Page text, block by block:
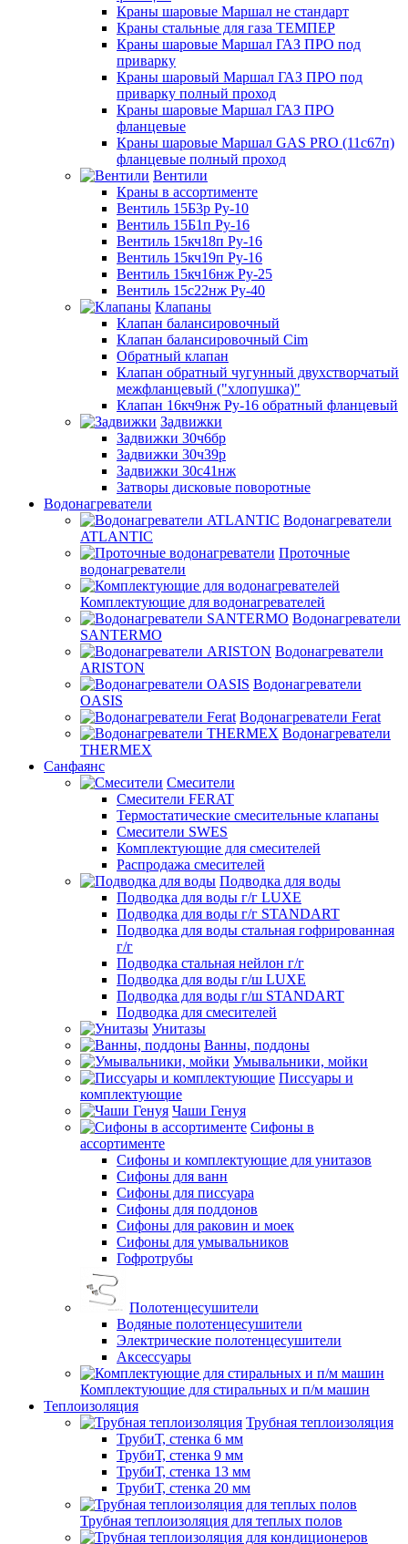
Краны шаровые Маршал не стандарт
Краны стальные для газа ТЕМПЕР
Краны шаровые Маршал ГАЗ ПРО под
приварку
Краны шаровый Маршал ГАЗ ПРО под
приварку полный проход
Краны шаровые Маршал ГАЗ ПРО
фланцевые
Краны шаровые Маршал GAS PRO (11с67п)
фланцевые полный проход
Вентили
Краны в ассортименте
Вентиль 15Б3р Ру-10
Вентиль 15Б1п Ру-16
Вентиль 15кч18п Ру-16
Вентиль 15кч19п Ру-16
Вентиль 15кч16нж Ру-25
Вентиль 15с22нж Ру-40
Клапаны
Клапан балансировочный
Клапан балансировочный Cim
Обратный клапан
Клапан обратный чугунный двухстворчатый
межфланцевый ("хлопушка)"
Клапан 16кч9нж Ру-16 обратный фланцевый
Задвижки
Задвижки 30ч6бр
Задвижки 30ч39р
Задвижки 30с41нж
Затворы дисковые поворотные
Водонагреватели
Водонагреватели
ATLANTIC
Проточные
водонагреватели
Комплектующие для водонагревателей
Водонагреватели
SANTERMO
Водонагреватели
ARISTON
Водонагреватели
OASIS
Водонагреватели Ferat
Водонагреватели
THERMEX
Санфаянс
Смесители
Смесители FERAT
Термостатические смесительные клапаны
Смесители SWES
Комплектующие для смесителей
Распродажа смесителей
Подводка для воды
Подводка для воды г/г LUXE
Подводка для воды г/г STANDART
Подводка для воды стальная гофрированная
г/г
Подводка стальная нейлон г/г
Подводка для воды г/ш LUXE
Подводка для воды г/ш STANDART
Подводка для смесителей
Унитазы
Ванны, поддоны
Умывальники, мойки
Писсуары и
комплектующие
Чаши Генуя
Сифоны в
ассортименте
Сифоны и комплектующие для унитазов
Сифоны для ванн
Сифоны для писсуара
Сифоны для поддонов
Сифоны для раковин и моек
Сифоны для умывальников
Гофротрубы
Полотенцесушители
Водяные полотенцесушители
Электрические полотенцесушители
Аксессуары
Комплектующие для стиральных и п/м машин
Теплоизоляция
Трубная теплоизоляция
ТрубиТ, стенка 6 мм
ТрубиТ, стенка 9 мм
ТрубиТ, стенка 13 мм
ТрубиТ, стенка 20 мм
Трубная теплоизоляция для теплых полов